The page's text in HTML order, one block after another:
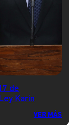
de
Karin
VER MÁS